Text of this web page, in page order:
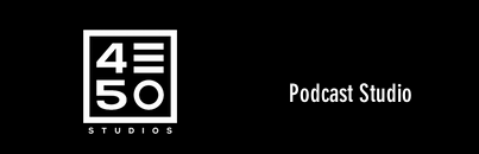
Podcast Studio